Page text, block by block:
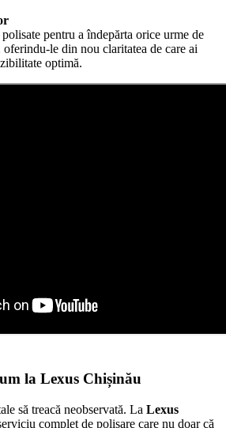
pentru a îndepărta orice urme de
oferindu-le din nou claritatea de care ai
optimă.
la Lexus Chișinău
să treacă neobservată. La Lexus
complet de polisare care nu doar că